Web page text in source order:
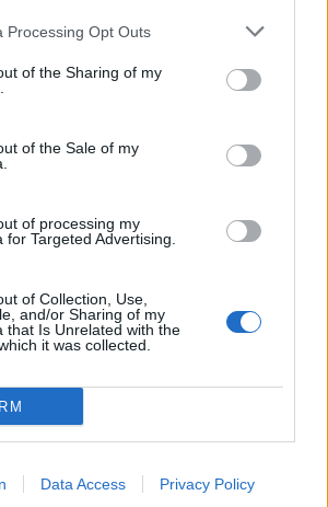
Processing Opt Outs
of the Sharing of my
of the Sale of my
of processing my
for Targeted Advertising.
of Collection, Use,
and/or Sharing of my
that Is Unrelated with the
it was collected.
Data Access Privacy Policy
ματς…
Βάργκα - Με διάστρεμμα